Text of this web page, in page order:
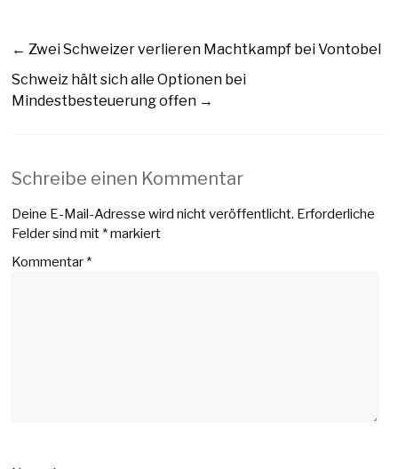
← Zwei Schweizer verlieren Machtkampf bei Vontobel
Schweiz hält sich alle Optionen bei
Mindestbesteuerung offen →
Schreibe einen Kommentar
Deine E-Mail-Adresse wird nicht veröffentlicht. Erforderliche
Felder sind mit*markiert
Kommentar*